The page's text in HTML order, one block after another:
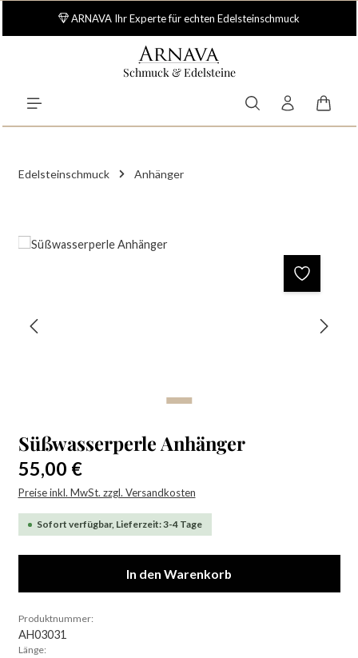
Zum Hauptinhalt springen
ARNAVA Ihr Experte für echten Edelsteinschmuck
Schmuck & Edelsteine
Edelsteinschmuck Anhänger
Bildergalerie überspringen
Süßwasserperle Anhänger
Regulärer Preis:
55,00 €
Preise inkl. MwSt. zzgl. Versandkosten
Sofort verfügbar, Lieferzeit: 3-4 Tage
In den Warenkorb
Produktnummer:
AH03031
Länge: